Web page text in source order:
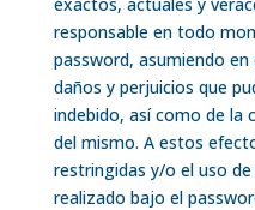
responsable en todo
password, asumiendo en
daños y perjuicios que
indebido, así como de la
del mismo. A estos
restringidas y/o el uso
realizado bajo el